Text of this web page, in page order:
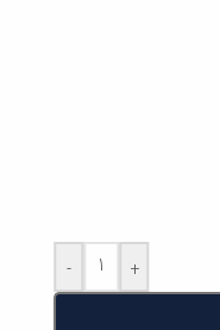
- +